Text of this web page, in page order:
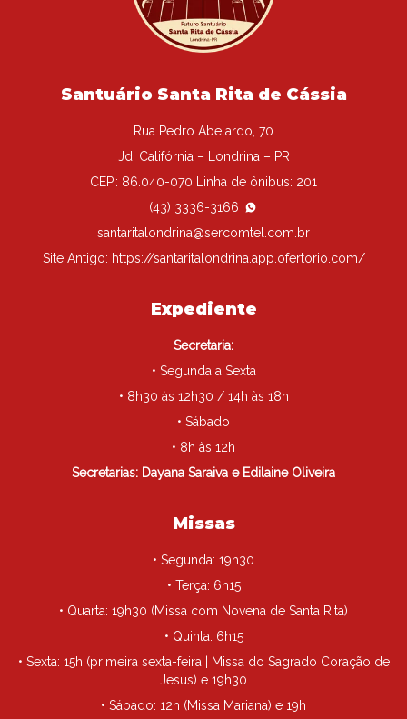
Santuário Santa Rita de Cássia
Rua Pedro Abelardo, 70
Jd. Califórnia – Londrina – PR
CEP.: 86.040-070 Linha de ônibus: 201
(43) 3336-3166
santaritalondrina@sercomtel.com.br
Site Antigo: https://santaritalondrina.app.ofertorio.com/
Expediente
Secretaria:
• Segunda a Sexta
• 8h30 às 12h30 / 14h às 18h
• Sábado
• 8h às 12h
Secretarias: Dayana Saraiva e Edilaine Oliveira
Missas
• Segunda: 19h30
• Terça: 6h15
• Quarta: 19h30 (Missa com Novena de Santa Rita)
• Quinta: 6h15
• Sexta: 15h (primeira sexta-feira | Missa do Sagrado Coração de
Jesus) e 19h30
• Sábado: 12h (Missa Mariana) e 19h